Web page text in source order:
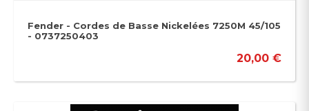
Fender - Cordes de Basse Nickelées 7250M 45/105
- 0737250403
20,00 €